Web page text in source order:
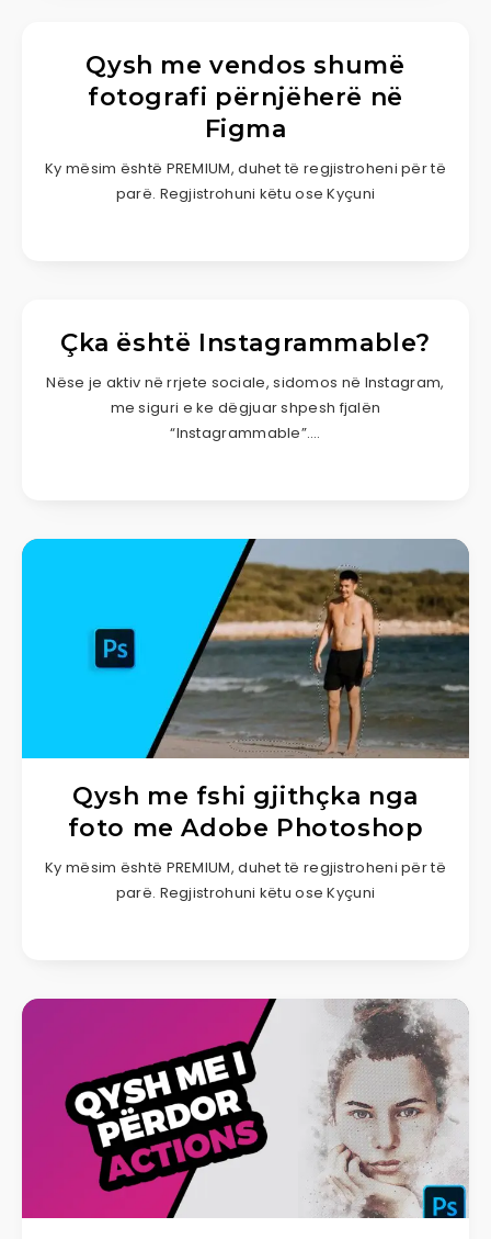
Qysh me vendos shumë
fotografi përnjëherë në
Figma
Ky mësim është PREMIUM, duhet të regjistroheni për të
parë. Regjistrohuni këtu ose Kyçuni
Çka është Instagrammable?
Nëse je aktiv në rrjete sociale, sidomos në Instagram,
me siguri e ke dëgjuar shpesh fjalën
“Instagrammable”….
Qysh me fshi gjithçka nga
foto me Adobe Photoshop
Ky mësim është PREMIUM, duhet të regjistroheni për të
parë. Regjistrohuni këtu ose Kyçuni